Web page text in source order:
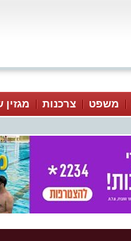
משפט צרכנות מגזין